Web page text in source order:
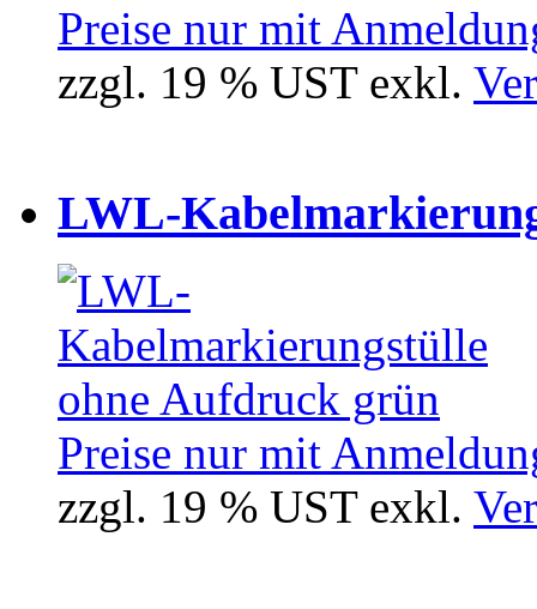
Preise nur mit
zzgl. 19 % UST exkl.
LWL-
Preise nur mit
zzgl. 19 % UST exkl.